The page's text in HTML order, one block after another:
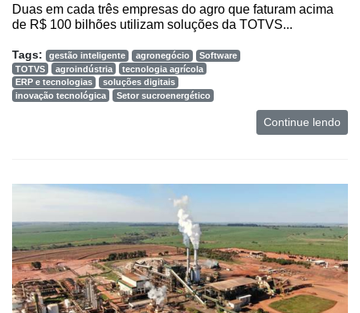
Duas em cada três empresas do agro que faturam acima
de R$ 100 bilhões utilizam soluções da TOTVS...
Tags: gestão inteligente agronegócio
Software
TOTVS
agroindústria
tecnologia agrícola
ERP e tecnologias
soluções digitais
inovação tecnológica
Setor sucroenergético
Continue lendo